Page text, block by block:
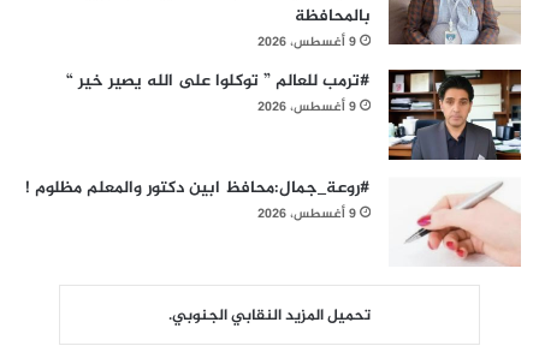
بالمحافظة
9 أغسطس، 2026
#ترمب للعالم ” توكلوا على الله يصير خير “
9 أغسطس، 2026
#روعة_جمال:محافظ ابين دكتور والمعلم مظلوم !
9 أغسطس، 2026
تحميل المزيد النقابي الجنوبي.